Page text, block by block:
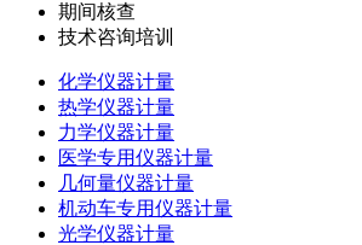
期间核查
技术咨询培训
化学仪器计量
热学仪器计量
力学仪器计量
医学专用仪器计量
几何量仪器计量
机动车专用仪器计量
光学仪器计量